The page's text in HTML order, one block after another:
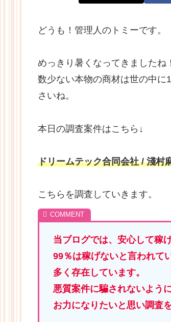
どうも！管理人のトミーです。
めっきり暑くなってきましたね
数少ない本物の商材は世の中
さいね。
本日の調査案件はこちら↓
ドリームテック合同会社 / 淺村
こちらを調査していきます。
当ブログでは、安心して稼
99％は稼げないと言われて
多く存在しています。
悪質案件に騙されないよう
お力になりたいと思い調査